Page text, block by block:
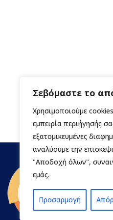
Σεβόμαστε το
Χρησιμοποιούμε
εμπειρία περιήγησής
εξατομικευμένες
αναλύουμε την
"Αποδοχή όλων",
εμάς.
Προσαρμογή